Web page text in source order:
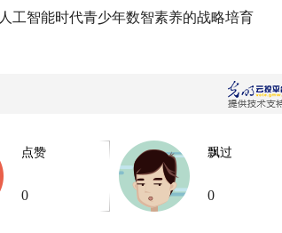
人工智能时代青少年数智素养的战略培育
点赞
0
飘过
0